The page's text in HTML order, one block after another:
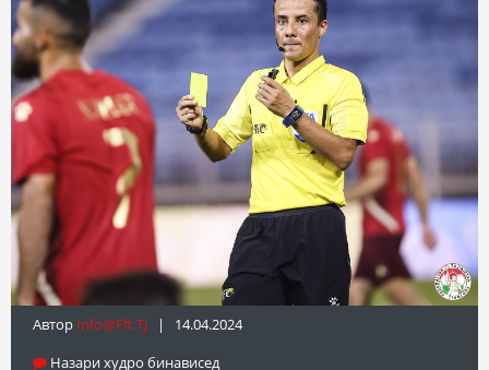
Автор Info@fft.tj | 14.04.2024
Назари худро бинависед